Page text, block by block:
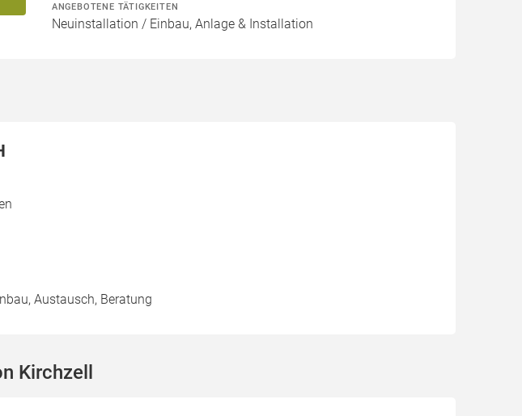
ANGEBOTENE TÄTIGKEITEN
Neuinstallation / Einbau, Anlage & Installation
Austausch, Beratung
Kirchzell